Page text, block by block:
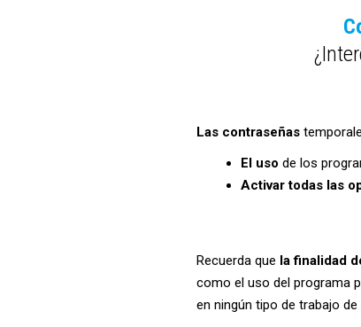
Las contraseñas
El uso de los
Activar todas las
Recuerda que la finalidad
como el uso del programa
en ningún tipo de trabajo